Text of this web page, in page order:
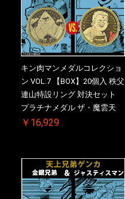
キン肉マンメダルコレクショ
ン VOL.7 【BOX】20個入 秩父
連山特設リング 対決セット
プラチナメダル ザ・魔雲天
VS. テリーマン 3.0 ケース付
注分】2026/10/30 一斉出荷予
￥16,929